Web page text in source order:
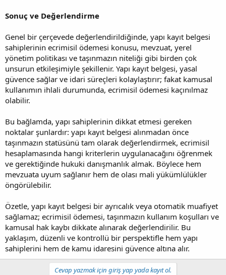
Sonuç ve Değerlendirme
Genel bir çerçevede değerlendirildiğinde, yapı kayıt belgesi
sahiplerinin ecrimisil ödemesi konusu, mevzuat, yerel
yönetim politikası ve taşınmazın niteliği gibi birden çok
unsurun etkileşimiyle şekillenir. Yapı kayıt belgesi, yasal
güvence sağlar ve idari süreçleri kolaylaştırır; fakat kamusal
kullanımın ihlali durumunda, ecrimisil ödemesi kaçınılmaz
olabilir.
Bu bağlamda, yapı sahiplerinin dikkat etmesi gereken
noktalar şunlardır: yapı kayıt belgesi alınmadan önce
taşınmazın statüsünü tam olarak değerlendirmek, ecrimisil
hesaplamasında hangi kriterlerin uygulanacağını öğrenmek
ve gerektiğinde hukuki danışmanlık almak. Böylece hem
mevzuata uyum sağlanır hem de olası mali yükümlülükler
öngörülebilir.
Özetle, yapı kayıt belgesi bir ayrıcalık veya otomatik muafiyet
sağlamaz; ecrimisil ödemesi, taşınmazın kullanım koşulları ve
kamusal hak kaybı dikkate alınarak değerlendirilir. Bu
yaklaşım, düzenli ve kontrollü bir perspektifle hem yapı
sahiplerini hem de kamu idaresini güvence altına alır.
Cevap yazmak için giriş yap yada kayıt ol.